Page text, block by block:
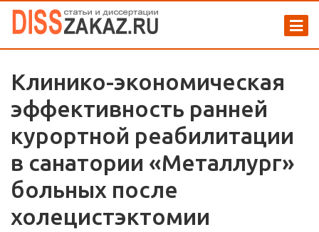
Клинико-экономическая
эффективность ранней
курортной реабилитации
в санатории «Металлург»
больных после
холецистэктомии